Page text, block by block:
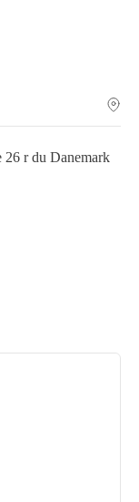
26 r du Danemark